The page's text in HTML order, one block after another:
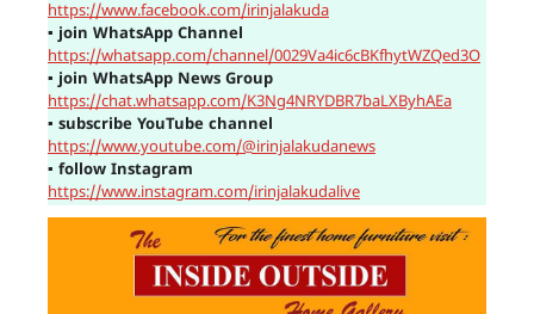
https://www.facebook.com/irinjalakuda
▪ join WhatsApp Channel
https://whatsapp.com/channel/0029Va4ic6cBKfhytWZQed3O
▪ join WhatsApp News Group
https://chat.whatsapp.com/K3Ng4NRYDBR7baLXByhAEa
▪ subscribe YouTube channel
https://www.youtube.com/@irinjalakudanews
▪ follow Instagram
https://www.instagram.com/irinjalakudalive